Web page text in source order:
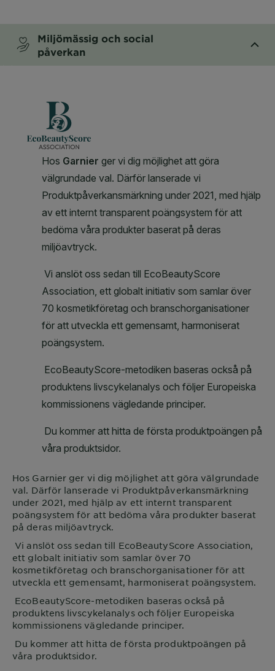
Miljömässig och social
påverkan
Hos Garnier ger vi dig möjlighet att göra välgrundade
val. Därför lanserade vi Produktpåverkansmärkning
under 2021, med hjälp av ett internt transparent
poängsystem för att bedöma våra produkter baserat
på deras miljöavtryck.
Vi anslöt oss sedan till EcoBeautyScore Association,
ett globalt initiativ som samlar över 70
kosmetikföretag och branschorganisationer för att
utveckla ett gemensamt, harmoniserat poängsystem.
EcoBeautyScore-metodiken baseras också på
produktens livscykelanalys och följer Europeiska
kommissionens vägledande principer.
Du kommer att hitta de första produktpoängen på
våra produktsidor.